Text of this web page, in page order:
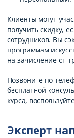
Клиенты могут
получить скидку,
сотрудников. Вы
программам
на зачисление от
Позвоните по
бесплатной
курса,
Эксперт